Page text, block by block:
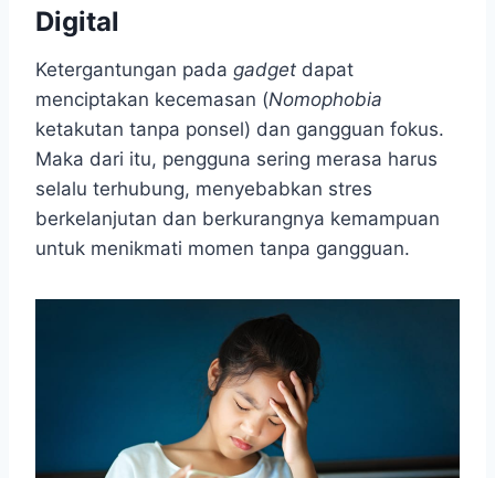
Digital
Ketergantungan pada gadget dapat
menciptakan kecemasan (Nomophobia
ketakutan tanpa ponsel) dan gangguan fokus.
Maka dari itu, pengguna sering merasa harus
selalu terhubung, menyebabkan stres
berkelanjutan dan berkurangnya kemampuan
untuk menikmati momen tanpa gangguan.